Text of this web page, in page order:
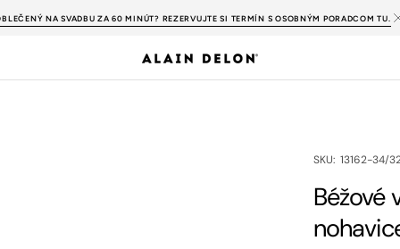
NA SVADBU ZA 60 MINÚT? REZERVUJTE SI TERMÍN S OSOBNÝM PORADCOM TU.
SKU:
SKU: 13162-34/
Béžové